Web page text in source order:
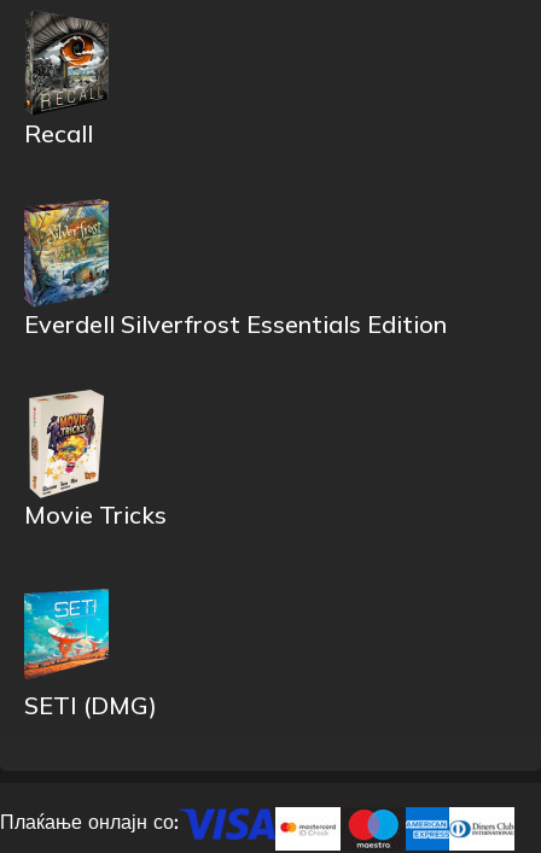
Recall
Everdell Silverfrost Essentials Edition
Movie Tricks
SETI (DMG)
Плаќање онлајн со: